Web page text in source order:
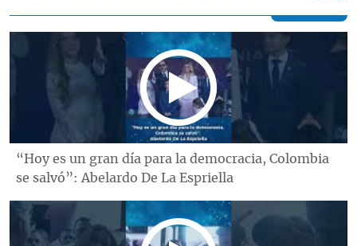
“Hoy es un gran día para la democracia, Colombia
se salvó”: Abelardo De La Espriella